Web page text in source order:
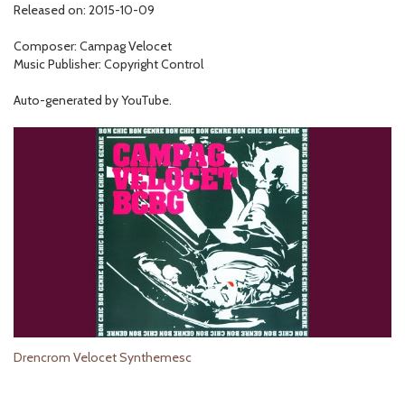
Released on: 2015-10-09
Composer: Campag Velocet
Music Publisher: Copyright Control
Auto-generated by YouTube.
Drencrom Velocet Synthemesc